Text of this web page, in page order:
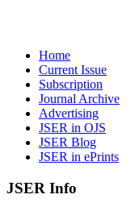
Home
Current Issue
Subscription
Journal Archive
Advertising
JSER in OJS
JSER Blog
JSER in ePrints
JSER Info